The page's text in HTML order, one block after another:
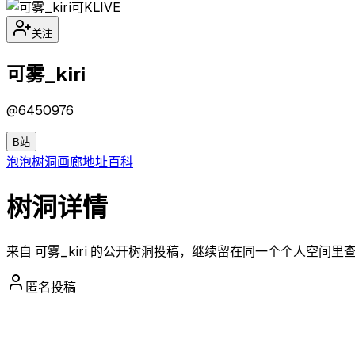
可KLIVE
关注
可雾_kiri
@6450976
B站
泡泡树洞画廊地址百科
树洞详情
来自 可雾_kiri 的公开树洞投稿，继续留在同一个个人空间里查
匿名投稿